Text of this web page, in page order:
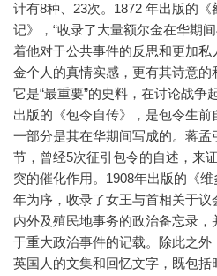
计有8种、23次。1872 年出版的《
记》，“收录了大量额尔金在华期
着他对于公共事件的反思和更加
金个人的真情实感，更有其诗意的
它是“最重要”的史料，在讨论战争
出版的《包令自传》，是包令生
一部分是其在华期间写成的。蒋孟
节，曾经5次征引包令的自述，来
突的催化作用。1908年出版的《
年为序，收录了女王与首相关于
内外及殖民地事务的政治备忘录
于重大政治事件的记载。除此之
英国人的文集和回忆文字，既包括